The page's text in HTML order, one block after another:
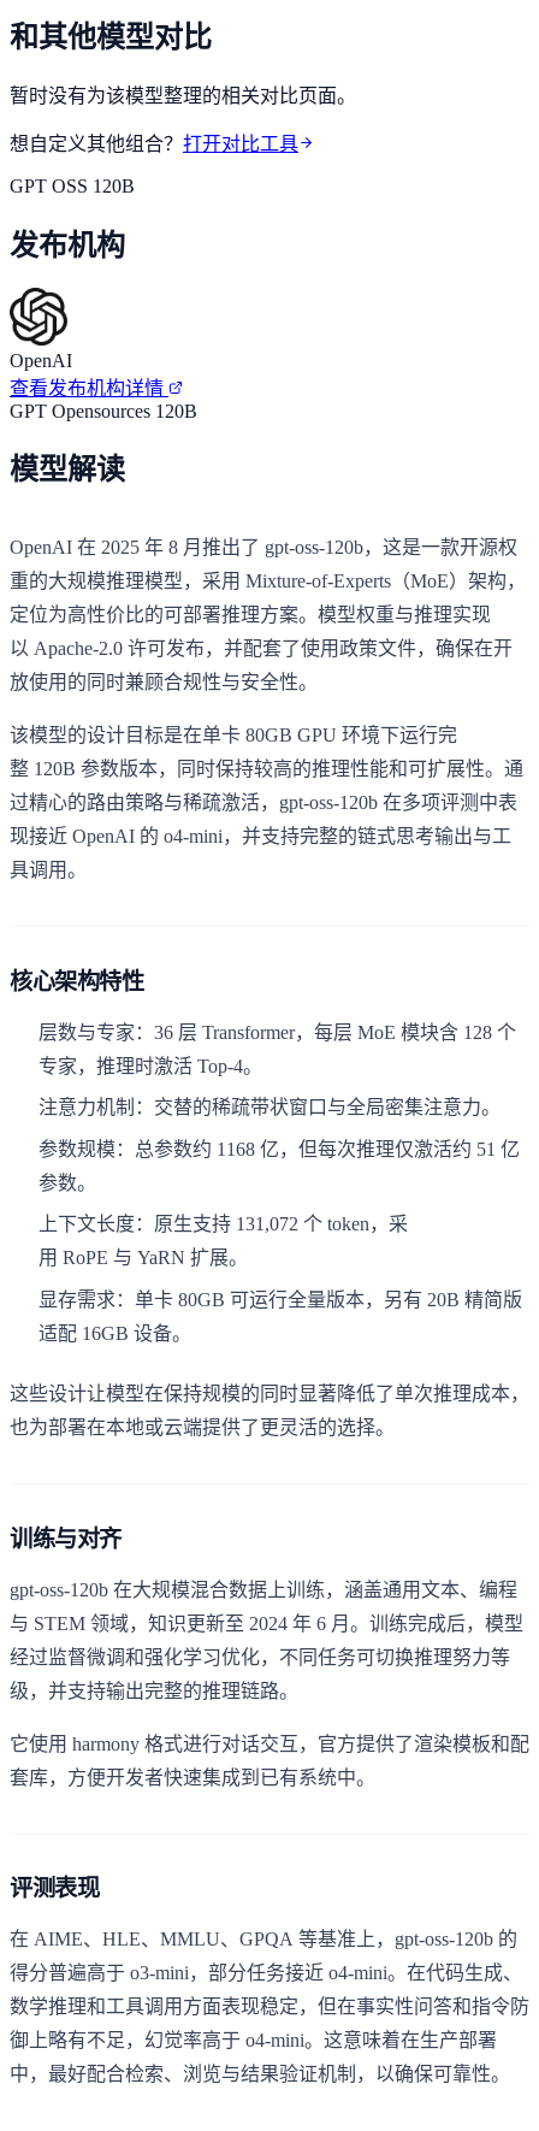
和其他模型对比
暂时没有为该模型整理的相关对比页面。
想自定义其他组合？ 打开对比工具
GPT OSS 120B
发布机构
OpenAI
查看发布机构详情
GPT Opensources 120B
模型解读
OpenAI 在 2025 年 8 月推出了 gpt-oss-120b，这是一款开源权
重的大规模推理模型，采用 Mixture-of-Experts（MoE）架构，
定位为高性价比的可部署推理方案。模型权重与推理实现
以 Apache-2.0 许可发布，并配套了使用政策文件，确保在开
放使用的同时兼顾合规性与安全性。
该模型的设计目标是在单卡 80GB GPU 环境下运行完
整 120B 参数版本，同时保持较高的推理性能和可扩展性。通
过精心的路由策略与稀疏激活，gpt-oss-120b 在多项评测中表
现接近 OpenAI 的 o4-mini，并支持完整的链式思考输出与工
具调用。
核心架构特性
层数与专家：36 层 Transformer，每层 MoE 模块含 128 个
专家，推理时激活 Top-4。
注意力机制：交替的稀疏带状窗口与全局密集注意力。
参数规模：总参数约 1168 亿，但每次推理仅激活约 51 亿
参数。
上下文长度：原生支持 131,072 个 token，采
用 RoPE 与 YaRN 扩展。
显存需求：单卡 80GB 可运行全量版本，另有 20B 精简版
适配 16GB 设备。
这些设计让模型在保持规模的同时显著降低了单次推理成本，
也为部署在本地或云端提供了更灵活的选择。
训练与对齐
gpt-oss-120b 在大规模混合数据上训练，涵盖通用文本、编程
与 STEM 领域，知识更新至 2024 年 6 月。训练完成后，模型
经过监督微调和强化学习优化，不同任务可切换推理努力等
级，并支持输出完整的推理链路。
它使用 harmony 格式进行对话交互，官方提供了渲染模板和配
套库，方便开发者快速集成到已有系统中。
评测表现
在 AIME、HLE、MMLU、GPQA 等基准上，gpt-oss-120b 的
得分普遍高于 o3-mini，部分任务接近 o4-mini。在代码生成、
数学推理和工具调用方面表现稳定，但在事实性问答和指令防
御上略有不足，幻觉率高于 o4-mini。这意味着在生产部署
中，最好配合检索、浏览与结果验证机制，以确保可靠性。